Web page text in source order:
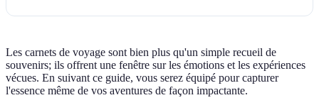
Les carnets de voyage sont bien plus qu'un simple recueil de
souvenirs; ils offrent une fenêtre sur les émotions et les expériences
vécues. En suivant ce guide, vous serez équipé pour capturer
l'essence même de vos aventures de façon impactante.